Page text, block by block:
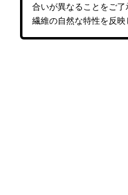
合いが異なることをご
繊維の自然な特性を反映